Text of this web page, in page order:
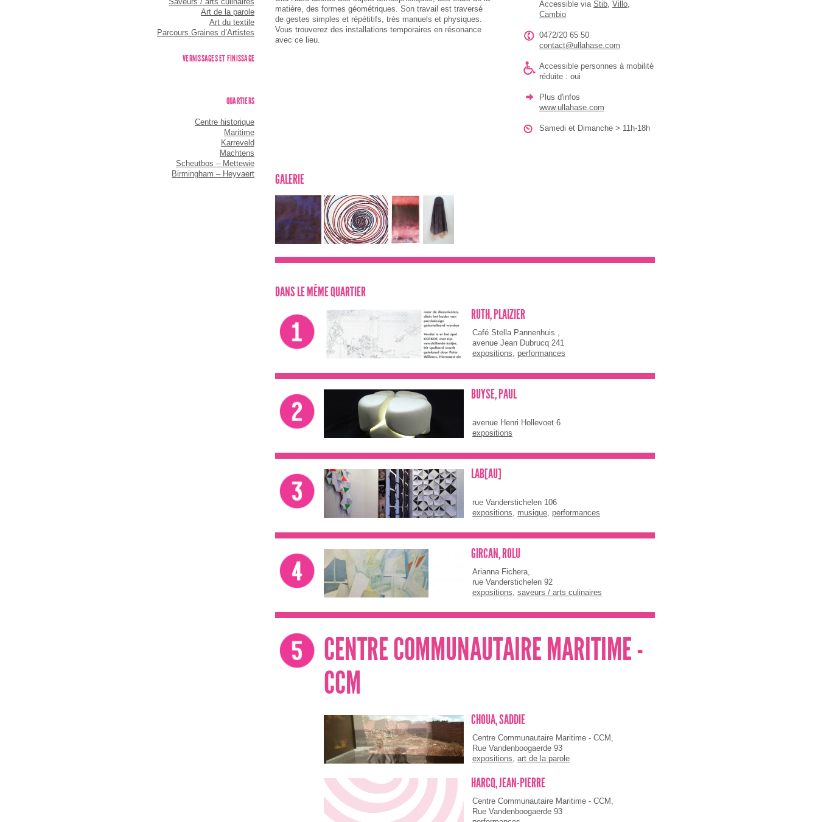
Art de la parole
Art du textile
Parcours Graines d’Artistes
VERNISSAGES ET FINISSAGE
QUARTIERS
Centre historique
Maritime
Karreveld
Machtens
Scheutbos – Mettewie
Birmingham – Heyvaert
Accessible via Stib, Villo,
Cambio
0472/20 65 50
contact@ullahase.com
Accessible personnes à mobilité
réduite : oui
Plus d'infos
www.ullahase.com
Samedi et Dimanche > 11h-18h
matière, des formes géométriques. Son travail est traversé
de gestes simples et répétitifs, très manuels et physiques.
Vous trouverez des installations temporaires en résonance
avec ce lieu.
GALERIE
DANS LE MÊME QUARTIER
RUTH, PLAIZIER
Café Stella Pannenhuis ,
avenue Jean Dubrucq 241
expositions, performances
BUYSE, PAUL
avenue Henri Hollevoet 6
expositions
LAB[AU]
rue Vanderstichelen 106
expositions, musique, performances
GIRCAN, ROLU
Arianna Fichera,
rue Vanderstichelen 92
expositions, saveurs / arts culinaires
CENTRE COMMUNAUTAIRE MARITIME -
CCM
CHOUA, SADDIE
Centre Communautaire Maritime - CCM,
Rue Vandenboogaerde 93
expositions, art de la parole
HARCQ, JEAN-PIERRE
Centre Communautaire Maritime - CCM,
Rue Vandenboogaerde 93